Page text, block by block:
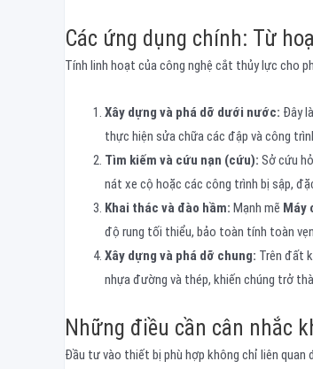
Các ứng dụng chính: Từ
Tính linh hoạt của công nghệ cắt thủy lực cho
Xây dựng và phá dỡ dưới nước: Đây
thực hiện sửa chữa các đập và công
Tìm kiếm và cứu nạn (cứu): Sở cứu
nát xe cộ hoặc các công trình bị sập,
Khai thác và đào hầm: Mạnh mẽ Máy
độ rung tối thiểu, bảo toàn tính toàn
Xây dựng và phá dỡ chung: Trên đất
nhựa đường và thép, khiến chúng trở
Những điều cần cân nhắc
Đầu tư vào thiết bị phù hợp không chỉ liên